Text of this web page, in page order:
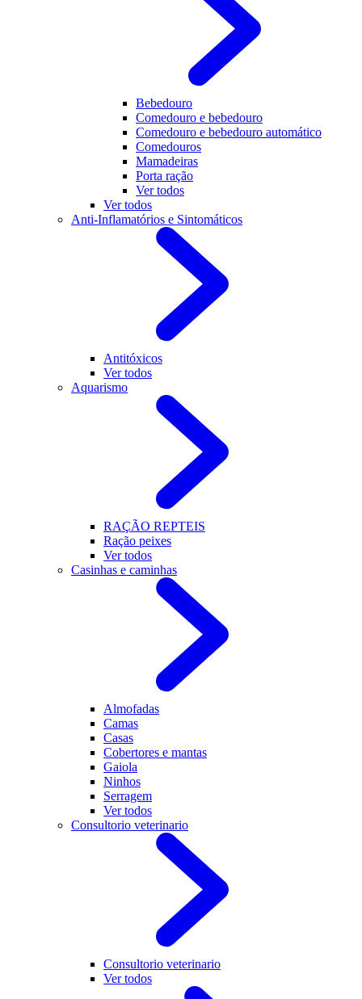
Bebedouro
Comedouro e bebedouro
Comedouro e bebedouro automático
Comedouros
Mamadeiras
Porta ração
Ver todos
Ver todos
Anti-Inflamatórios e Sintomáticos
Antitóxicos
Ver todos
Aquarismo
RAÇÃO REPTEIS
Ração peixes
Ver todos
Casinhas e caminhas
Almofadas
Camas
Casas
Cobertores e mantas
Gaiola
Ninhos
Serragem
Ver todos
Consultorio veterinario
Consultorio veterinario
Ver todos